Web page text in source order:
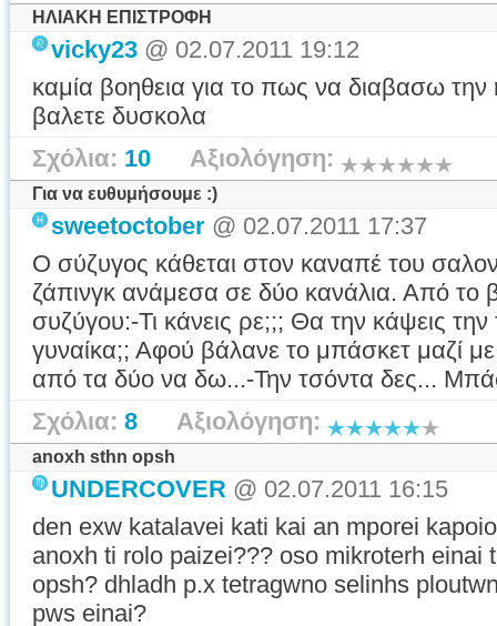
ΗΛΙΑΚΗ ΕΠΙΣΤΡΟΦΗ
vicky23 @ 02.07.2011 19:12
καμία βοηθεια για το πως να διαβασω
βαλετε δυσκολα
Σχόλια: 10 Αξιολόγηση:
Για να ευθυμήσουμε :)
sweetoctober @ 02.07.2011 17:37
Ο σύζυγος κάθεται στον καναπέ του
ζάπινγκ ανάμεσα σε δύο κανάλια. Από το
συζύγου:-Τι κάνεις ρε;;; Θα την κάψεις
γυναίκα;; Αφού βάλανε το μπάσκετ μαζί
από τα δύο να δω...-Την τσόντα δες...
Σχόλια: 8 Αξιολόγηση:
anoxh sthn opsh
UNDERCOVER @ 02.07.2011 16:15
den exw katalavei kati kai an mporei
anoxh ti rolo paizei??? oso mikroterh einai
opsh? dhladh p.x tetragwno selinhs
pws einai?